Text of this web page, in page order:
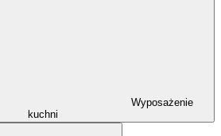
Wyposażenie
kuchni